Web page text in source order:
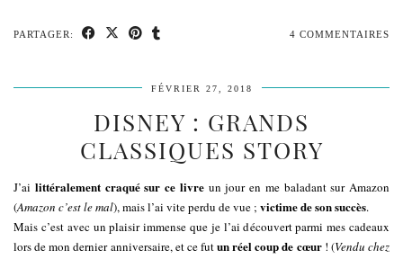
PARTAGER: 4 COMMENTAIRES
FÉVRIER 27, 2018
DISNEY : GRANDS
CLASSIQUES STORY
J’ai littéralement craqué sur ce livreun jour en me baladant sur Amazon
(Amazon c’est le mal), mais l’ai vite perdu de vue ; victime de son succès.
Mais c’est avec un plaisir immense que je l’ai découvert parmi mes cadeaux
lors de mon dernier anniversaire, et ce futun réel coup de cœur! (Vendu chez